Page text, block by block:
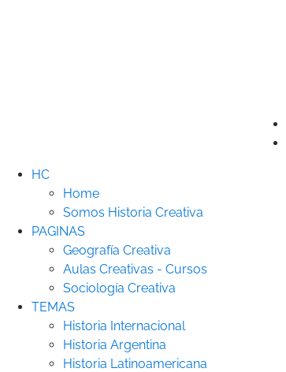
HC
Home
Somos Historia Creativa
PAGINAS
Geografía Creativa
Aulas Creativas - Cursos
Sociología Creativa
TEMAS
Historia Internacional
Historia Argentina
Historia Latinoamericana